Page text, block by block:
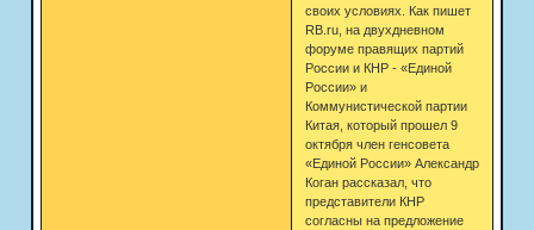
своих условиях. Как пишет
RB.ru, на двухдневном
форуме правящих партий
России и КНР - «Единой
России» и
Коммунистической партии
Китая, который прошел 9
октября член генсовета
«Единой России» Александр
Коган рассказал, что
представители КНР
согласны на предложение